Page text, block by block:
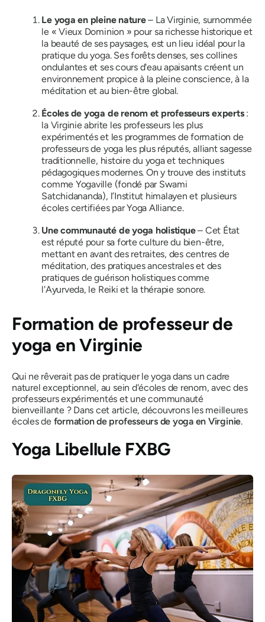
Le yoga en pleine nature– La Virginie, surnommée
le « Vieux Dominion » pour sa richesse historique et
la beauté de ses paysages, est un lieu idéal pour la
pratique du yoga. Ses forêts denses, ses collines
ondulantes et ses cours d'eau apaisants créent un
environnement propice à la pleine conscience, à la
méditation et au bien-être global.
Écoles de yoga de renom et professeurs experts:
la Virginie abrite les professeurs les plus
expérimentés et les programmes de formation de
professeurs de yoga les plus réputés, alliant sagesse
traditionnelle, histoire du yoga et techniques
pédagogiques modernes. On y trouve des instituts
comme Yogaville (fondé par Swami
Satchidananda), l’Institut himalayen et plusieurs
écoles certifiées par Yoga Alliance.
Une communauté de yoga holistique– Cet État
est réputé pour sa forte culture du bien-être,
mettant en avant des retraites, des centres de
méditation, des pratiques ancestrales et des
pratiques de guérison holistiques comme
l'Ayurveda, le Reiki et la thérapie sonore.
Formation de professeur de
yoga en Virginie
Qui ne rêverait pas de pratiquer le yoga dans un cadre
naturel exceptionnel, au sein d'écoles de renom, avec des
professeurs expérimentés et une communauté
bienveillante ? Dans cet article, découvrons les meilleures
écoles de formation de professeurs de yoga en Virginie.
Yoga Libellule FXBG